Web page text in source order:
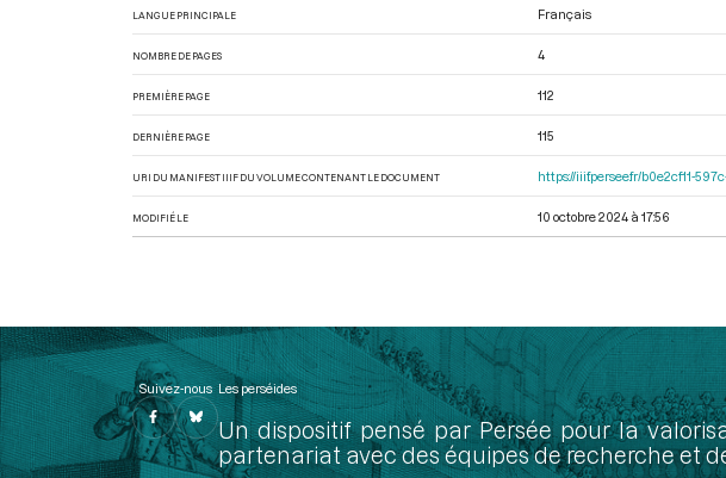
LANGUE PRINCIPALE Français
NOMBRE DE PAGES 4
PREMIÈRE PAGE 112
DERNIÈRE PAGE 115
URI DU MANIFEST IIIF DU VOLUME CONTENANT LE DOCUMENT https://iiif.persee.fr/b0e2cf11-
MODIFIÉ LE 10 octobre 2024 à 17:56
Suivez-nous Les perséides
Un dispositif pensé par Persée pour la
partenariat avec des équipes de recherche et